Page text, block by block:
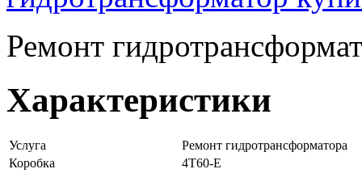
Ремонт
Характеристики
Услуга
Ремонт гидротрансформатора
Коробка
4T60-E